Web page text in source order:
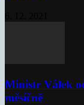
Ministr Válek
měsíčně